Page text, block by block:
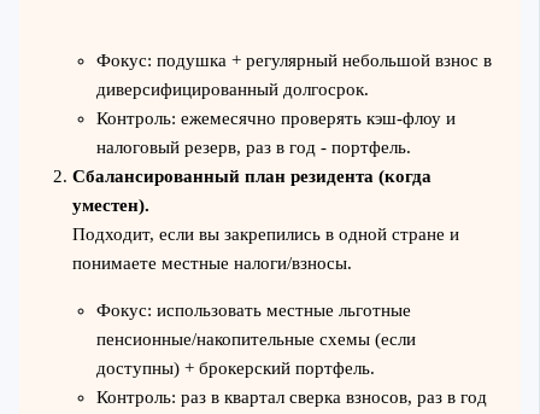
Фокус: подушка + регулярный небольшой взнос в
диверсифицированный долгосрок.
Контроль: ежемесячно проверять кэш‑флоу и
налоговый резерв, раз в год - портфель.
Сбалансированный план резидента (когда
уместен).
Подходит, если вы закрепились в одной стране и
понимаете местные налоги/взносы.
Фокус: использовать местные льготные
пенсионные/накопительные схемы (если
доступны) + брокерский портфель.
Контроль: раз в квартал сверка взносов, раз в год